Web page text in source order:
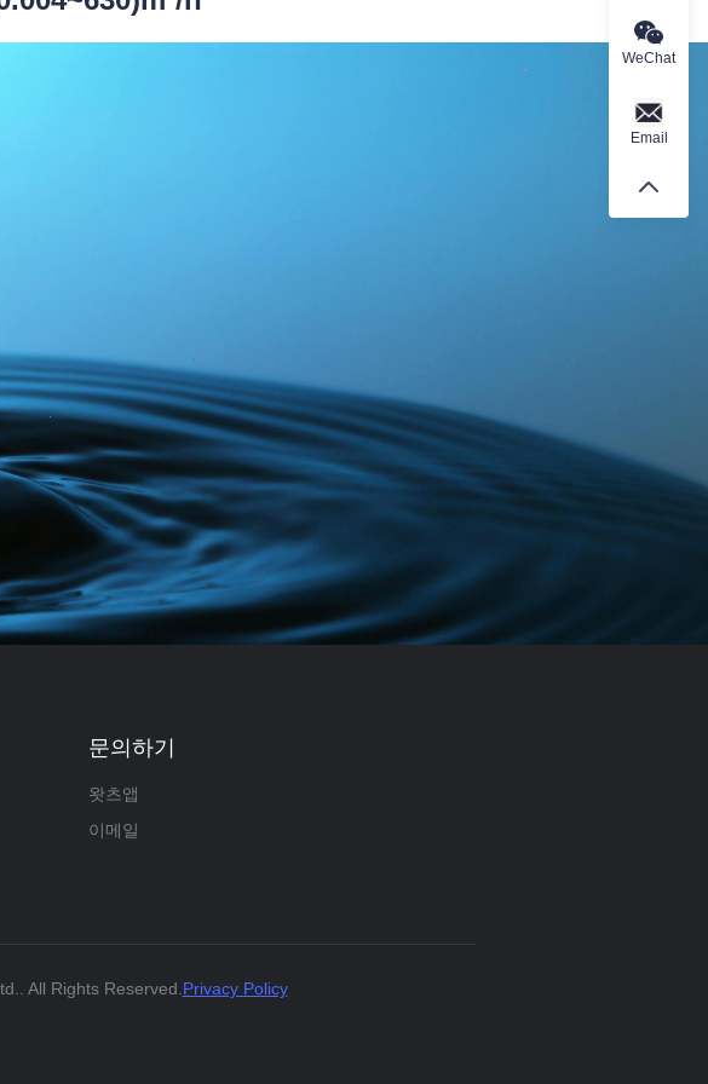
문의하기
왓츠앱
이메일
All Rights Reserved. Privacy Policy
WeChat
Email